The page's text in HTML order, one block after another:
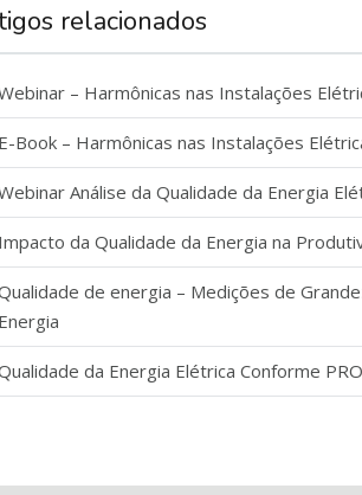
relacionados
– Harmônicas nas Instalações
E-Book – Harmônicas nas Instalações
Análise da Qualidade da Energia
Impacto da Qualidade da Energia na
de energia – Medições de
Energia
da Energia Elétrica Conforme